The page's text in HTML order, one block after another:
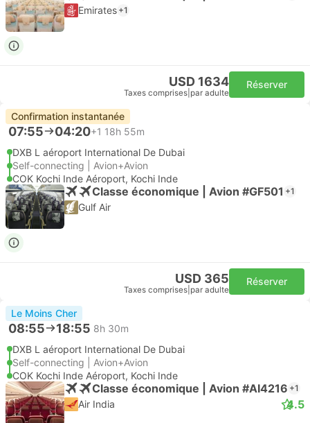
Emirates +1
USD 1634
Taxes comprises par adulte
Réserver
Confirmation instantanée
07:55 04:20+1 18h 55m
DXB L aéroport International De Dubai
Self-connecting | Avion+Avion
COK Kochi Inde Aéroport, Kochi Inde
Classe économique | Avion #GF501 +1
Gulf Air
USD 365
Taxes comprises par adulte
Réserver
Le Moins Cher
08:55 18:55 8h 30m
DXB L aéroport International De Dubai
Self-connecting | Avion+Avion
COK Kochi Inde Aéroport, Kochi Inde
Classe économique | Avion #AI4216 +1
Air India 4.5